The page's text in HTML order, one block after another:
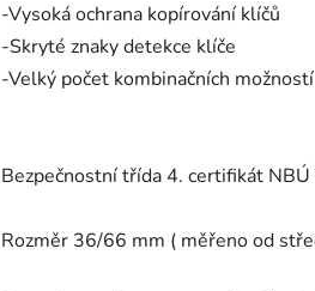
-Vysoká ochrana kopírování klíčů
-Skryté znaky detekce klíče
-Velký počet kombinačních možností
Bezpečnostní třída 4. certifikát
Rozměr 36/66 mm ( měřeno od